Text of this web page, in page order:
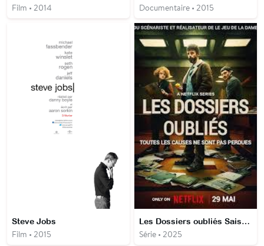
Film • 2014 Documentaire • 2015
Steve Jobs
Film • 2015
Les Dossiers oubliés Saison 1
Série • 2025